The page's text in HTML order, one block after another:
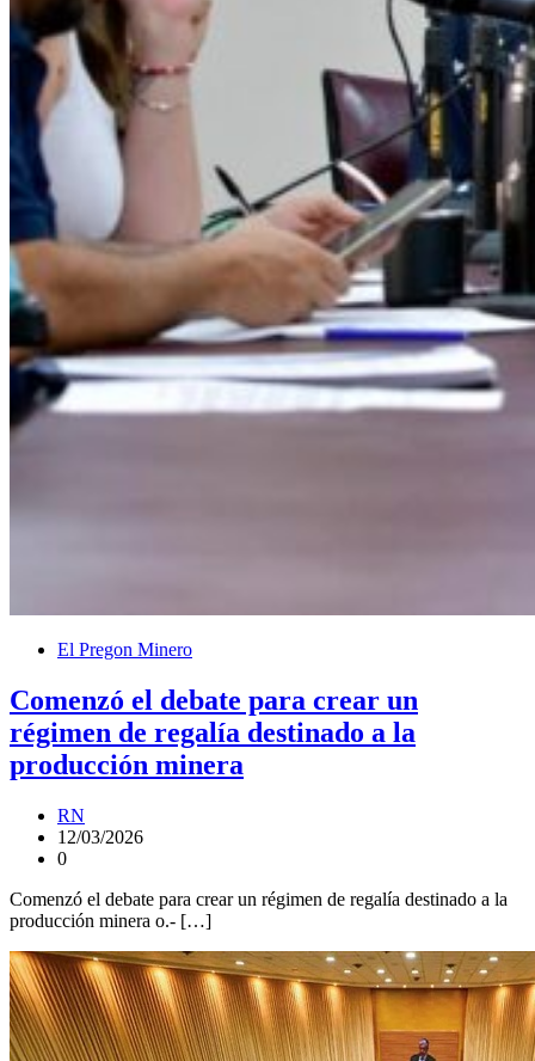
El Pregon Minero
Comenzó el debate para crear un
régimen de regalía destinado a la
producción minera
RN
12/03/2026
0
Comenzó el debate para crear un régimen de regalía destinado a la
producción minera o.- […]